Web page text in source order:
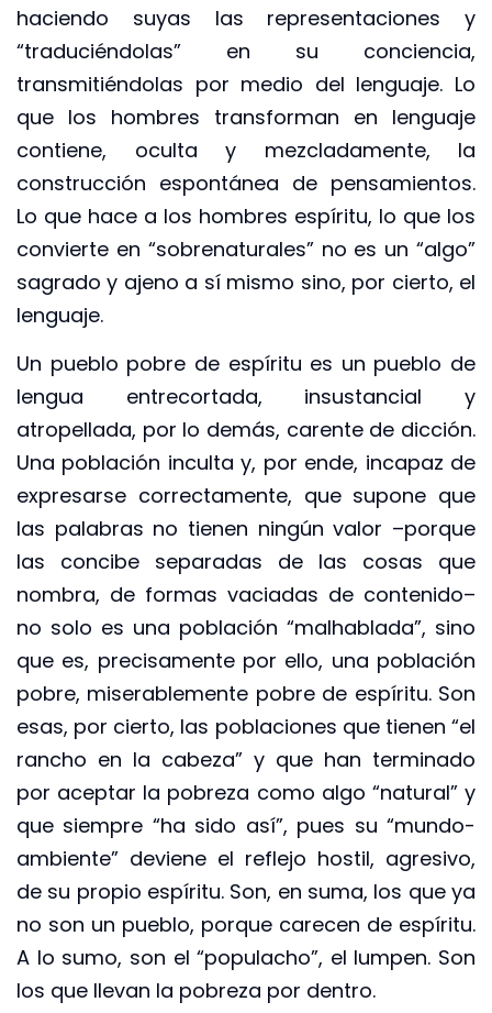
haciendo suyas las representaciones y
“traduciéndolas” en su conciencia,
transmitiéndolas por medio del lenguaje. Lo
que los hombres transforman en lenguaje
contiene, oculta y mezcladamente, la
construcción espontánea de pensamientos.
Lo que hace a los hombres espíritu, lo que los
convierte en “sobrenaturales” no es un “algo”
sagrado y ajeno a sí mismo sino, por cierto, el
lenguaje.
Un pueblo pobre de espíritu es un pueblo de
lengua entrecortada, insustancial y
atropellada, por lo demás, carente de dicción.
Una población inculta y, por ende, incapaz de
expresarse correctamente, que supone que
las palabras no tienen ningún valor –porque
las concibe separadas de las cosas que
nombra, de formas vaciadas de contenido–
no solo es una población “malhablada”, sino
que es, precisamente por ello, una población
pobre, miserablemente pobre de espíritu. Son
esas, por cierto, las poblaciones que tienen “el
rancho en la cabeza” y que han terminado
por aceptar la pobreza como algo “natural” y
que siempre “ha sido así”, pues su “mundo-
ambiente” deviene el reflejo hostil, agresivo,
de su propio espíritu. Son, en suma, los que ya
no son un pueblo, porque carecen de espíritu.
A lo sumo, son el “populacho”, el lumpen. Son
los que llevan la pobreza por dentro.